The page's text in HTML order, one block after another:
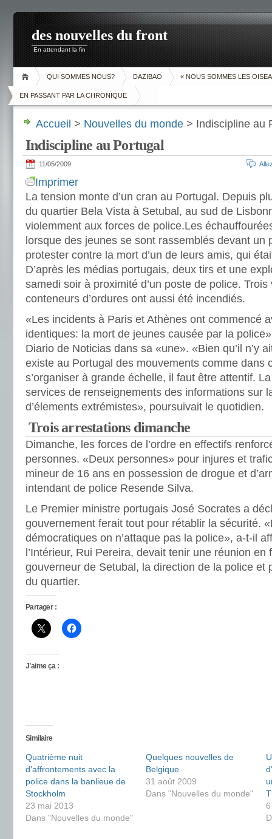
des nouvelles du front
En attendant la fin
QUI SOMMES NOUS? DAZIBAO « NOUS SOMMES LES
EN PASSANT PAR LA CHRONIQUE
Accueil > Nouvelles du monde > Indiscipline au
Indiscipline au Portugal
11/05/2009
Imprimer
La tension monte d’un cran au Portugal. Depuis
du quartier Bela Vista à Setubal, au sud de
violemment aux forces de police.Les
lorsque des jeunes se sont rassemblés devant un
protester contre la mort d’un de leurs amis, qui
D’après les médias portugais, deux tirs et une
samedi soir à proximité d’un poste de police.
conteneurs d’ordures ont aussi été incendiés.
«Les incidents à Paris et Athènes ont commencé
identiques: la mort de jeunes causée par la
Diario de Noticias dans sa «une». «Bien qu’il n’y
existe au Portugal des mouvements comme dans
s’organiser à grande échelle, il faut être attentif.
services de renseignements des informations sur
d’élements extrémistes», poursuivait le quotidien.
Trois arrestations dimanche
Dimanche, les forces de l’ordre en effectifs
personnes. «Deux personnes» pour injures et
mineur de 16 ans en possession de drogue et
intendant de police Resende Silva.
Le Premier ministre portugais José Socrates a
gouvernement ferait tout pour rétablir la sécurité.
démocratiques on n’attaque pas la police», a-t-il
l’Intérieur, Rui Pereira, devait tenir une réunion en
gouverneur de Setubal, la direction de la police et
du quartier.
Partager :
J’aime ça :
Similaire
Quatrième nuit
d’affrontements avec la
police dans la banlieue de
Stockholm
23 mai 2013
Dans "Nouvelles du monde"
Quelques nouvelles de
Belgique
31 août 2009
Dans "Nouvelles du monde"